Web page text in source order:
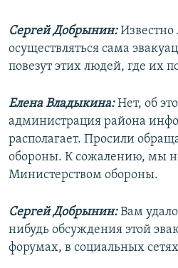
Сергей Добрынин:Известно
осуществляться сама
повезут этих людей, где их
Елена Владыкина:Нет, об
администрация района
располагает. Просили
обороны. К сожалению, мы
Министерством обороны.
Сергей Добрынин:Вам
нибудь обсуждения этой
форумах, в социальных